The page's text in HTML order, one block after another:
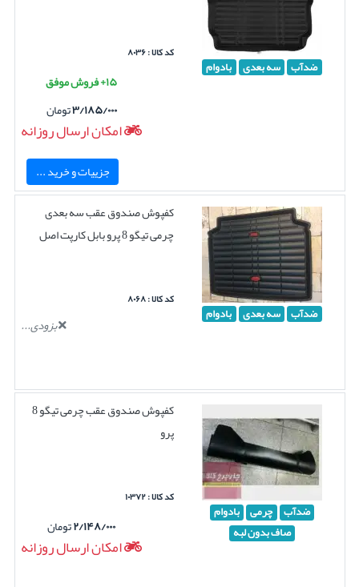
ضدآب سه بعدی بادوام
کد کالا : ۸۰۳۶
۱۵+ فروش موفق
۳/۱۸۵/۰۰۰تومان
امکان ارسال روزانه
جزییات و خرید ...
ضدآب سه بعدی بادوام
کفپوش صندوق عقب سه بعدی
چرمی تیگو 8 پرو بابل کارپت اصل
کد کالا : ۸۰۶۸
بزودی...
ضدآب چرمی بادوام
صاف بدون لبه
کفپوش صندوق عقب چرمی تیگو 8
پرو
کد کالا : ۱۰۳۷۲
۲/۱۴۸/۰۰۰تومان
امکان ارسال روزانه